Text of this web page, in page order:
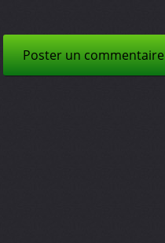
Poster un commentaire